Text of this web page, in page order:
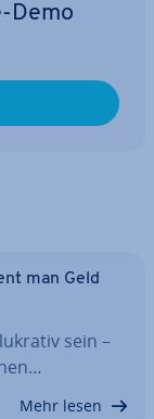
Demo
man Geld
sein –
Mehr lesen